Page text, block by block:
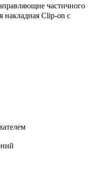
частичного
накладная Clip-on с